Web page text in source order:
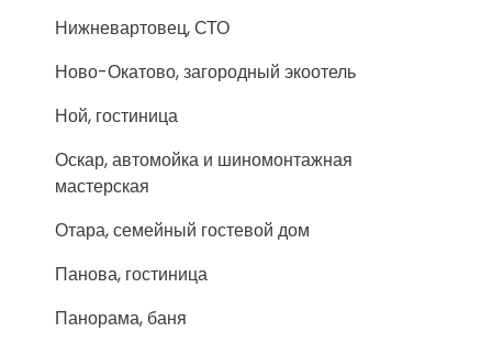
Нижневартовец, СТО
Ново-Окатово, загородный экоотель
Ной, гостиница
Оскар, автомойка и шиномонтажная
мастерская
Отара, семейный гостевой дом
Панова, гостиница
Панорама, баня